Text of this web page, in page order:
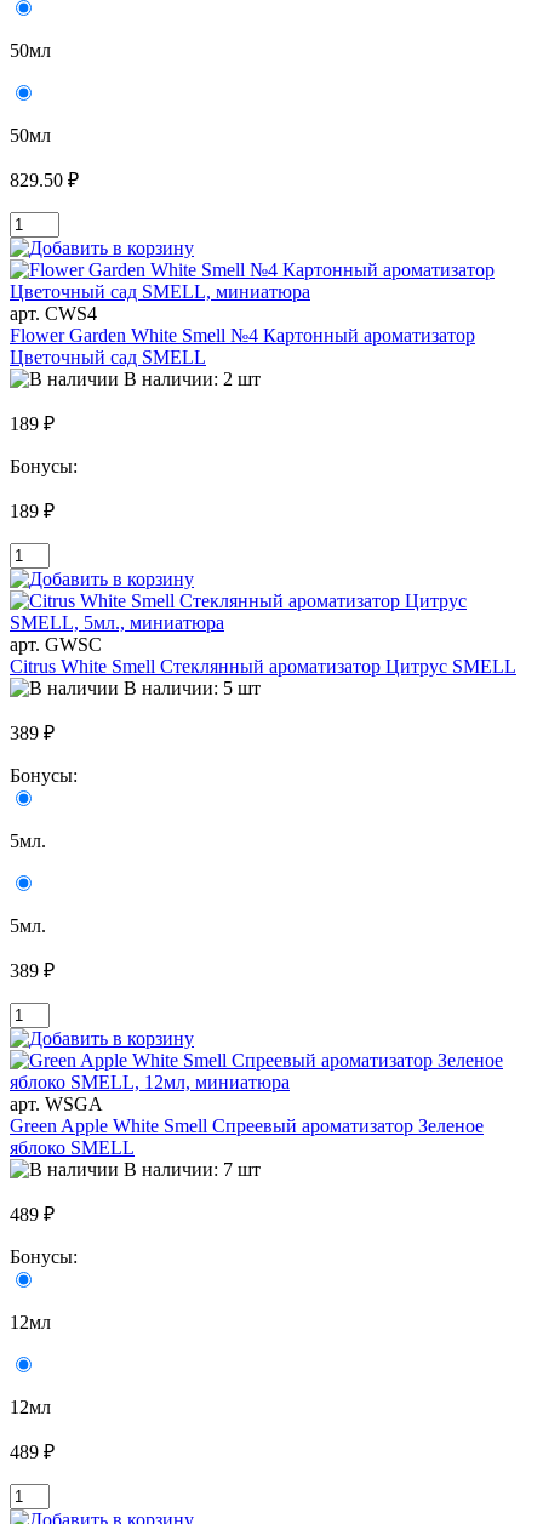
50мл
50мл
829.50 ₽
арт. CWS4
Flower Garden White Smell №4 Картонный ароматизатор
Цветочный сад SMELL
В наличии: 2 шт
189 ₽
Бонусы:
189 ₽
арт. GWSC
Citrus White Smell Стеклянный ароматизатор Цитрус SMELL
В наличии: 5 шт
389 ₽
Бонусы:
5мл.
5мл.
389 ₽
арт. WSGA
Green Apple White Smell Спреевый ароматизатор Зеленое
яблоко SMELL
В наличии: 7 шт
489 ₽
Бонусы:
12мл
12мл
489 ₽